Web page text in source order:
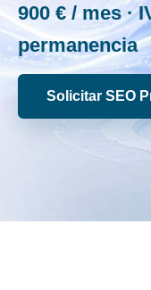
900 € / mes·
permanencia
Solicitar SEO